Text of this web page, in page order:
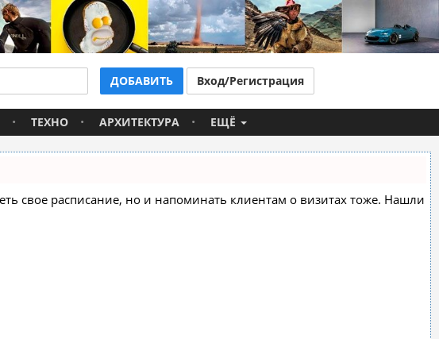
ДОБАВИТЬ Вход/Регистрация
ТЕХНО АРХИТЕКТУРА ЕЩЁ
свое расписание, но и напоминать клиентам о визитах тоже. Нашли